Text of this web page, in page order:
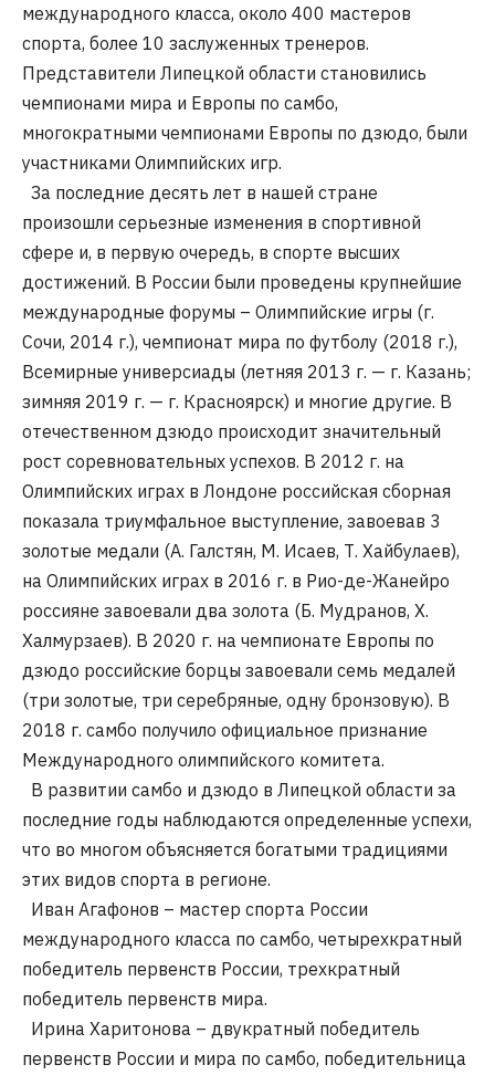
международного класса, около 400 мастеров
спорта, более 10 заслуженных тренеров.
Представители Липецкой области становились
чемпионами мира и Европы по самбо,
многократными чемпионами Европы по дзюдо, были
участниками Олимпийских игр.
За последние десять лет в нашей стране
произошли серьезные изменения в спортивной
сфере и, в первую очередь, в спорте высших
достижений. В России были проведены крупнейшие
международные форумы – Олимпийские игры (г.
Сочи, 2014 г.), чемпионат мира по футболу (2018 г.),
Всемирные универсиады (летняя 2013 г. — г. Казань;
зимняя 2019 г. — г. Красноярск) и многие другие. В
отечественном дзюдо происходит значительный
рост соревновательных успехов. В 2012 г. на
Олимпийских играх в Лондоне российская сборная
показала триумфальное выступление, завоевав 3
золотые медали (А. Галстян, М. Исаев, Т. Хайбулаев),
на Олимпийских играх в 2016 г. в Рио-де-Жанейро
россияне завоевали два золота (Б. Мудранов, Х.
Халмурзаев). В 2020 г. на чемпионате Европы по
дзюдо российские борцы завоевали семь медалей
(три золотые, три серебряные, одну бронзовую). В
2018 г. самбо получило официальное признание
Международного олимпийского комитета.
В развитии самбо и дзюдо в Липецкой области за
последние годы наблюдаются определенные успехи,
что во многом объясняется богатыми традициями
этих видов спорта в регионе.
Иван Агафонов – мастер спорта России
международного класса по самбо, четырехкратный
победитель первенств России, трехкратный
победитель первенств мира.
Ирина Харитонова – двукратный победитель
первенств России и мира по самбо, победительница